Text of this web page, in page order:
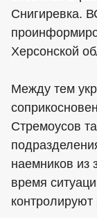
Снигиревка.
Херсонской
Между тем
Стремоусов
наемников из
время
контролируют